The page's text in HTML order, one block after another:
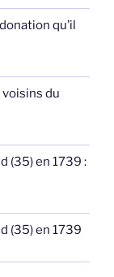
qu’il
du
(35) en 1739 :
(35) en 1739